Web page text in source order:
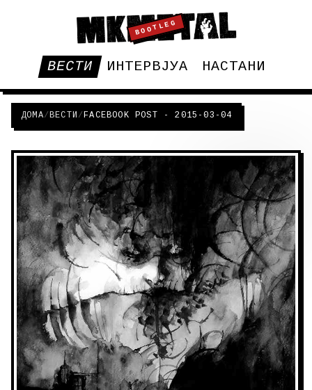
BOOTLEG
ВЕСТИ ИНТЕРВЈУА НАСТАНИ
ДОМА/ВЕСТИ /FACEBOOK POST - 2015-03-04